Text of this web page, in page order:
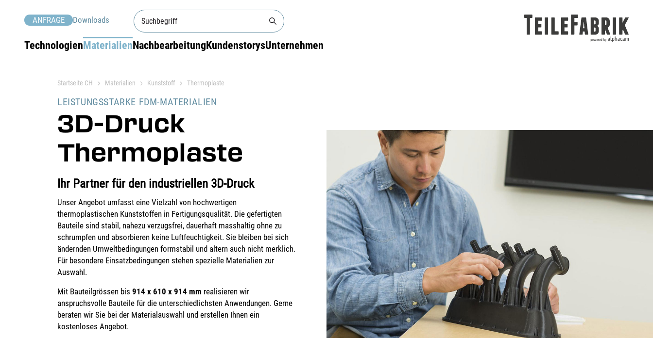
ANFRAGE Downloads
TechnologienMaterialienNachbearbeitungKundenstorysUnternehmen
Startseite CH Materialien Kunststoff Thermoplaste
LEISTUNGSSTARKE FDM-MATERIALIEN
3D-Druck
Thermoplaste
Ihr Partner für den industriellen 3D-Druck
Unser Angebot umfasst eine Vielzahl von hochwertigen
thermoplastischen Kunststoffen in Fertigungsqualität. Die gefertigten
Bauteile sind stabil, nahezu verzugsfrei, dauerhaft masshaltig ohne zu
schrumpfen und absorbieren keine Luftfeuchtigkeit. Sie bleiben bei sich
ändernden Umweltbedingungen formstabil und altern auch nicht merklich.
Für besondere Einsatzbedingungen stehen spezielle Materialien zur
Auswahl.
Mit Bauteilgrössen bis 914 x 610 x 914 mm realisieren wir
anspruchsvolle Bauteile für die unterschiedlichsten Anwendungen. Gerne
beraten wir Sie bei der Materialauswahl und erstellen Ihnen ein
kostenloses Angebot.